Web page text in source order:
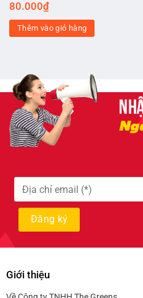
80.000₫
Thêm vào giỏ hàng
Giới thiệu